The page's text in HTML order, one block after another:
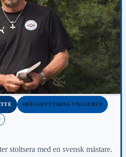
#BÅGSKYTTARNA VAGGERYD
stoltsera med en svensk mästare.